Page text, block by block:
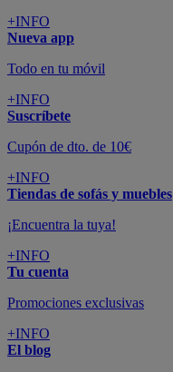
+INFO
Nueva app
Todo en tu móvil
+INFO
Suscríbete
Cupón de dto. de 10€
+INFO
Tiendas de sofás y muebles
¡Encuentra la tuya!
+INFO
Tu cuenta
Promociones exclusivas
+INFO
El blog